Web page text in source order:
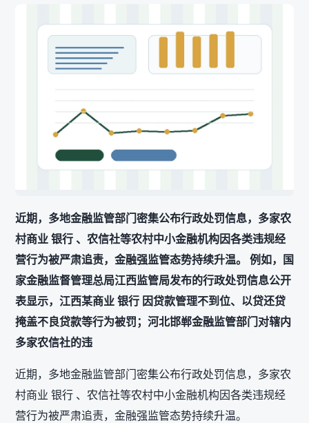
近期，多地金融监管部门密集公布行政处罚信息，多家农
村商业 银行 、农信社等农村中小金融机构因各类违规经
营行为被严肃追责，金融强监管态势持续升温。 例如，国
家金融监督管理总局江西监管局发布的行政处罚信息公开
表显示，江西某商业 银行 因贷款管理不到位、以贷还贷
掩盖不良贷款等行为被罚；河北邯郸金融监管部门对辖内
多家农信社的违
近期，多地金融监管部门密集公布行政处罚信息，多家农
村商业 银行 、农信社等农村中小金融机构因各类违规经
营行为被严肃追责，金融强监管态势持续升温。